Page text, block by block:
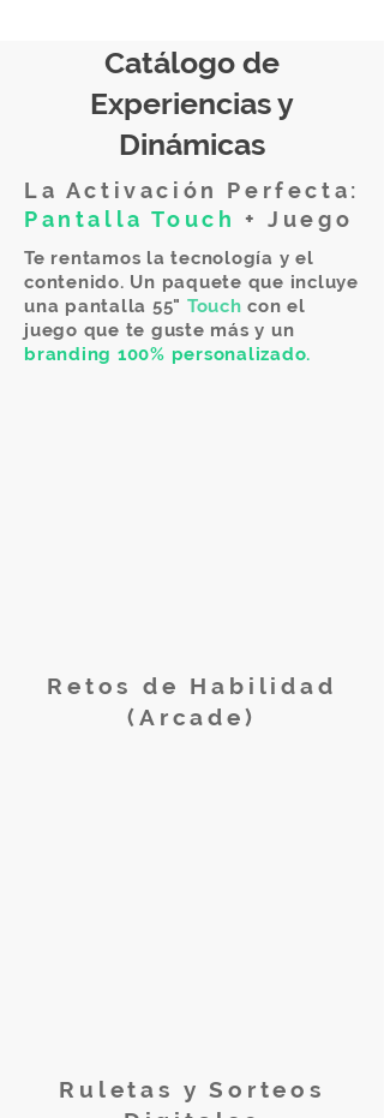
Si buscas algo único,
nuestro equipo de
desarrollo puedecrear
cualquier dinámica
desde cero.
Catálogo de
Experiencias y
Dinámicas
La Activación Perfecta:
Pantalla Touch
+ Juego
Te rentamos la tecnología y el
contenido. Un paquete que incluye
una pantalla 55" Touchcon el
juego que te guste más y un
branding 100% personalizado.
Retos de Habilidad
(Arcade)
Ruletas y Sorteos